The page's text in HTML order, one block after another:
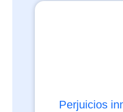
Perjuicios